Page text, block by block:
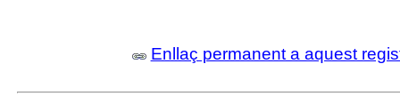
Enllaç permanent a aquest